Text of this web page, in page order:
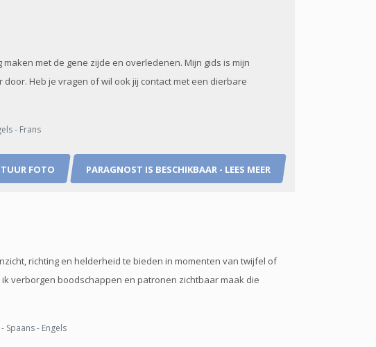
met de gene zijde en overledenen. Mijn gids is mijn
Heb je vragen of wil ook jij contact met een dierbare
- Frans
FOTO PARAGNOST IS BESCHIKBAAR - LEES MEER
richting en helderheid te bieden in momenten van twijfel of
verborgen boodschappen en patronen zichtbaar maak die
Spaans - Engels